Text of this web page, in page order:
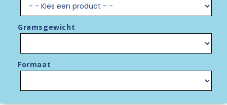
Gramsgewicht
Formaat